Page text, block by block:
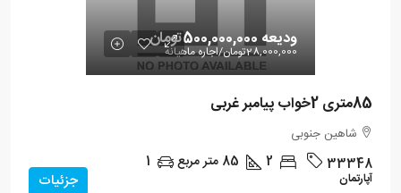
ودیعه 500,000,000تومان
28,000,000تومان /اجاره ماهیانه
85متری 2خواب پیامبر غربی
شاهین جنوبی
33348
2
85 متر مربع 1
آپارتمان جزئیات